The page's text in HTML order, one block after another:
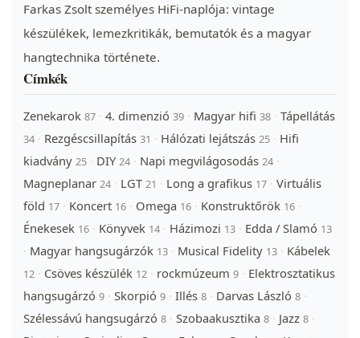
Farkas Zsolt személyes HiFi-naplója: vintage
készülékek, lemezkritikák, bemutatók és a magyar
hangtechnika története.
Címkék
Zenekarok 87 · 4. dimenzió 39 · Magyar hifi 38 · Tápellátás
34 · Rezgéscsillapítás 31 · Hálózati lejátszás 25 · Hifi
kiadvány 25 · DIY 24 · Napi megvilágosodás 24 ·
Magneplanar 24 · LGT 21 · Long a grafikus 17 · Virtuális
föld 17 · Koncert 16 · Omega 16 · Konstruktőrök 16 ·
Énekesek 16 · Könyvek 14 · Házimozi 13 · Edda / Slamó 13
· Magyar hangsugárzók 13 · Musical Fidelity 13 · Kábelek
12 · Csöves készülék 12 · rockmúzeum 9 · Elektrosztatikus
hangsugárzó 9 · Skorpió 9 · Illés 8 · Darvas László 8 ·
Szélessávú hangsugárzó 8 · Szobaakusztika 8 · Jazz 8 ·